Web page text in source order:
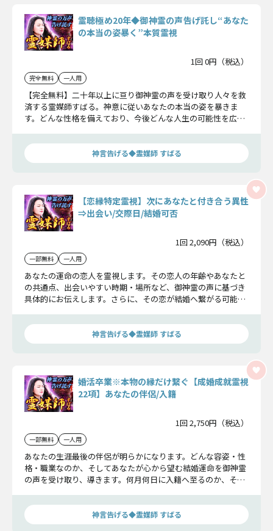
霊聴極め20年◆御神霊の声告げ託し“あなた
の本当の姿暴く”本質霊視
1回 0円（税込）
完全無料 一人用
【完全無料】二十年以上に亘り御神霊の声を受け取り人々を救
済する霊媒師すばる。神意に従いあなたの本当の姿を暴きま
す。どんな性格を備えており、今後どんな人生の可能性を広げ
神言告げる◆霊媒師 すばる
【恋縁特定霊視】次にあなたと付き合う異性
⇒出会い/交際日/結婚可否
1回 2,090円（税込）
一部無料 一人用
あなたの運命の恋人を霊視します。その恋人の年齢やあなたと
の共通点、出会いやすい時期・場所など、御神霊の声に基づき
具体的にお伝えします。さらに、その恋が結婚へ繋がる可能性
神言告げる◆霊媒師 すばる
婚活卒業※本物の縁だけ繋ぐ【成婚成就霊視
22項】あなたの伴侶/入籍
1回 2,750円（税込）
一部無料 一人用
あなたの生涯最後の伴侶が明らかになります。どんな容姿・性
格・職業なのか、そしてあなたが心から望む結婚運命を御神霊
の声を受け取り、導きます。何月何日に入籍へ至るのか、その
神言告げる◆霊媒師 すばる